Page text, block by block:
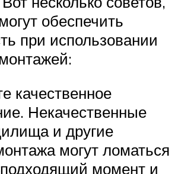
обеспечить
при использовании
качественное
Некачественные
и другие
могут ломаться
момент и